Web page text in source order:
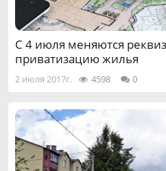
С 4 июля меняются
приватизацию жилья
2 июля 2017г. 4598 0